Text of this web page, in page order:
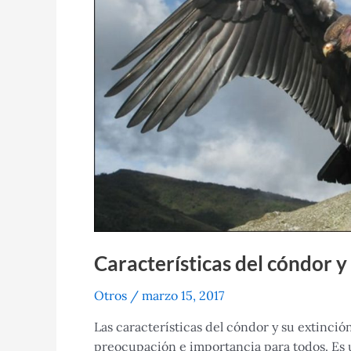
Características del cóndor
Otros / marzo 15, 2017
Las características del cóndor y su
preocupación e importancia para todos. Es